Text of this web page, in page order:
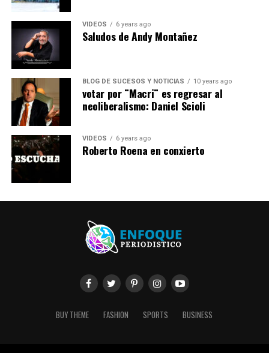
VIDEOS 6 years ago
Saludos de Andy Montañez
BLOG DE SUCESOS Y NOTICIAS 10 years ago
votar por ¨Macri¨ es regresar al
neoliberalismo: Daniel Scioli
VIDEOS 6 years ago
Roberto Roena en conxierto
BUY THEME FASHION SPORTS BUSINESS